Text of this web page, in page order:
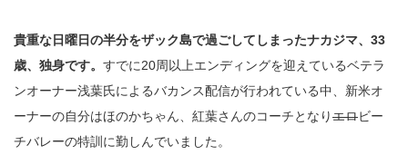
貴重な日曜日の半分をザック島で過ごしてしまったナカジマ、33
歳、独身です。 すでに20周以上エンディングを迎えているベテラ
ンオーナー浅葉氏によるバカンス配信が行われている中、新米オ
ーナーの自分はほのかちゃん、紅葉さんのコーチとなりエロビー
チバレーの特訓に勤しんでいました。